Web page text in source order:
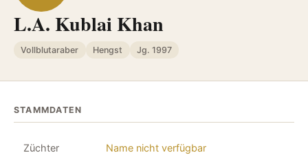
L.A. Kublai Khan
Vollblutaraber Hengst Jg. 1997
STAMMDATEN
Züchter Name nicht verfügbar